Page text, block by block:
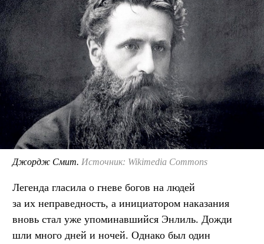
Джордж Смит. Источник: Wikimedia Commons
Легенда гласила о гневе богов на людей
за их неправедность, а инициатором наказания
вновь стал уже упоминавшийся Энлиль. Дожди
шли много дней и ночей. Однако был один